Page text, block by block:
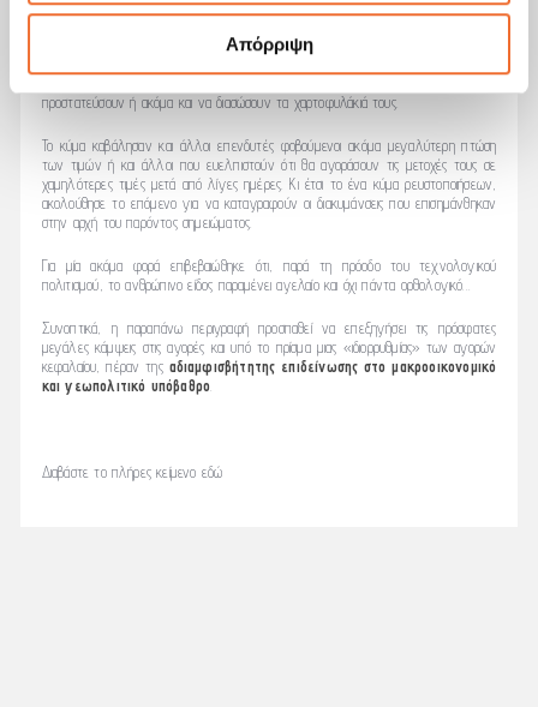
Απόρριψη
των δανείων των επενδυτών carry trade και μείωσαν την αξία του
στρατηγικών carry trade στο Yen και υπό το φόβο περαιτέρω κάμψης των τιμών
προστατεύσουν ή ακόμα και να διασώσουν τα χαρτοφυλάκιά τους.
Το κύμα καβάλησαν και άλλοι επενδυτές φοβούμενοι ακόμα μεγαλύτερη πτώση
των τιμών ή και άλλοι που ευελπιστούν ότι θα αγοράσουν τις μετοχές τους σε
χαμηλότερες τιμές μετά από λίγες ημέρες. Κι έτσι το ένα κύμα ρευστοποιήσεων,
ακολούθησε το επόμενο για να καταγραφούν οι διακυμάνσεις που επισημάνθηκαν
στην αρχή του παρόντος σημειώματος.
Για μία ακόμα φορά επιβεβαιώθηκε ότι, παρά τη πρόοδο του τεχνολογικού
πολιτισμού, το ανθρώπινο είδος παραμένει αγελαίο και όχι πάντα ορθολογικό...
Συνοπτικά, η παραπάνω περιγραφή προσπαθεί να επεξηγήσει τις πρόσφατες
μεγάλες κάμψεις στις αγορές και υπό το πρίσμα μιας «ιδιορρυθμίας» των αγορών
κεφαλαίου, πέραν της αδιαμφισβήτητης επιδείνωσης στο μακροοικονομικό
και γεωπολιτικό υπόβαθρο
Διαβάστε το πλήρες κείμενο εδώ